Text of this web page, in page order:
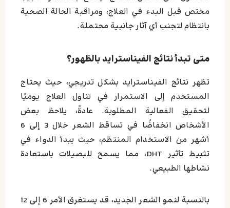
مختص قبل البدء في العلاج، ومراقبة الحالة الصحية
بانتظام لتجنب أي آثار جانبية محتملة.
متى تبدأ نتائج الفيناسترايد بالظهور؟
تظهر نتائج الفيناسترايد بشكل تدريجي، حيث يحتاج
المستخدم إلى الاستمرار في تناول العلاج يوميًا
لتحقيق الفعالية المطلوبة. عادةً، يلاحظ بعض
الأشخاص انخفاضًا في تساقط الشعر خلال 3 إلى 6
أشهر من الاستخدام المنتظم، حيث يبدأ الدواء في
تثبيط تأثير DHT، مما يسمح للبصيلات باستعادة
نشاطها الطبيعي.
بالنسبة لنمو الشعر الجديد، قد يستغرق الأمر 6 إلى 12